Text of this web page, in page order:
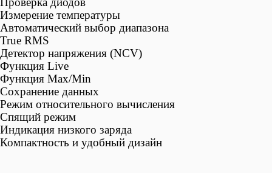
Измерение температуры
Автоматический выбор диапазона
True RMS
Детектор напряжения (NCV)
Функция Live
Функция Max/Min
Сохранение данных
Режим относительного вычисления
Спящий режим
Индикация низкого заряда
Компактность и удобный дизайн